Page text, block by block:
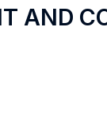
AND